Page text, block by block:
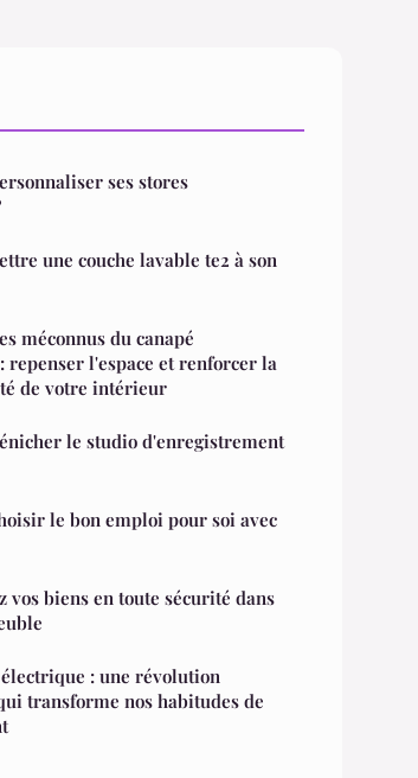
ses stores
une couche lavable te2 à son
méconnus du canapé
repenser l'espace et renforcer la
de votre intérieur
le studio d'enregistrement
le bon emploi pour soi avec
vos biens en toute sécurité dans
: une révolution
transforme nos habitudes de